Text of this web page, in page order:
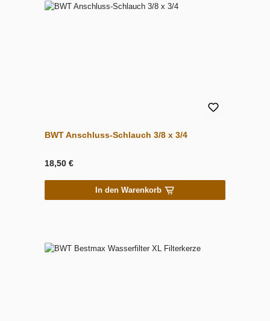
BWT Anschluss-Schlauch 3/8 x 3/4
18,50 €
In den Warenkorb